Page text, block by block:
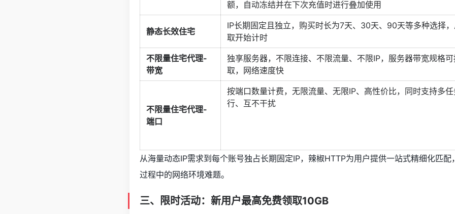
额，自动冻结并在下次充值时进行叠加使用
静态长效住宅
IP长期固定且独立，购买时长为7天、30天、90天等多种选择
取开始计时
不限量住宅代理-
带宽
独享服务器，不限连接、不限流量、不限IP，服务器带宽规格
取，网络速度快
不限量住宅代理-
端口
按端口数量计费，无限流量、无限IP、高性价比，同时支持多
行、互不干扰
从海量动态IP需求到每个账号独占长期固定IP，辣椒HTTP为用户提供一站式精细化匹配
过程中的网络环境难题。
三、限时活动：新用户最高免费领取10GB